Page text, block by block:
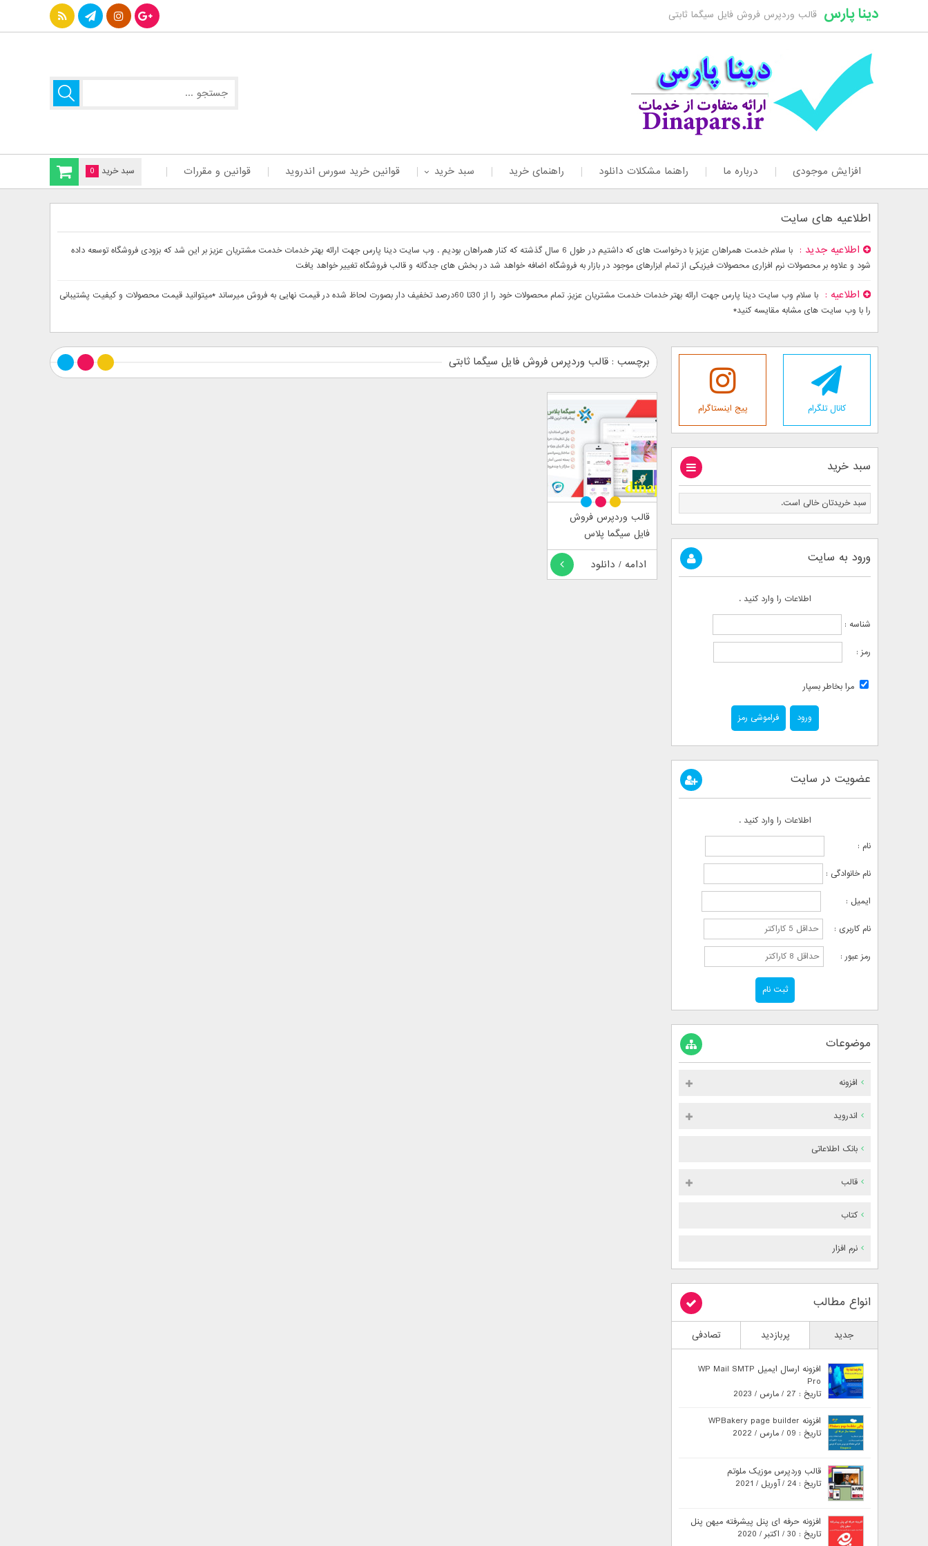
دینا پارس قالب وردپرس فروش فایل سیگما ثابتی
سبد خرید 0 افزایش موجودی درباره ما راهنما مشکلات دانلود راهنمای خرید سبد خرید قوانین خرید سورس اندروید قوانین و مقررات
اطلاعیه های سایت
اطلاعیه جدید
با سلام خدمت همراهان عزیز با درخواست های که داشتیم در طول 6 سال گذشته که کنار همراهان بودیم . وب سایت دینا پارس جهت ارائه بهتر خدمات خدمت مشتریان عزیز بر این شد که بزودی فروشگاه توسعه داده
شود و علاوه بر محصولات نرم افزاری محصولات فیزیکی از تمام ابزارهای موجود در بازار به فروشگاه اضافه خواهد شد در بخش های جدگانه و قالب فروشگاه تغییر خواهد یافت
اطلاعیه
با سلام وب سایت دینا پارس جهت ارائه بهتر خدمات خدمت مشتریان عزیز. تمام محصولات خود را از 30تا 60درصد تخفیف دار بصورت لحاظ شده در قیمت نهایی به فروش میرساند *میتوانید قیمت محصولات و کیفیت پشتیبانی
را با وب سایت های مشابه مقایسه کنید*
برچسب : قالب وردپرس فروش فایل سیگما ثابتی
قالب وردپرس فروش
فایل سیگما پلاس
ادامه / دانلود
کانال تلگرام پیج اینستاگرام
سبد خرید
سبد خریدتان خالی است.
ورود به سایت
اطلاعات را وارد کنید .
شناسه :
رمز :
مرا بخاطر بسپار
فراموشی رمز
عضویت در سایت
اطلاعات را وارد کنید .
نام :
نام خانوادگی :
ایمیل :
نام کاربری :
رمز عبور :
موضوعات
افزونه
اندروید
بانک اطلاعاتی
قالب
کتاب
نرم افزار
انواع مطالب
جدید پربازدید تصادفی
افزونه ارسال ایمیل WP Mail SMTP
Pro
تاریخ : 27 / مارس / 2023
افزونه WPBakery page builder
تاریخ : 09 / مارس / 2022
قالب وردپرس موزیک ملوتم
تاریخ : 24 / آوریل / 2021
افزونه حرفه ای پنل پیشرفته میهن پنل
تاریخ : 30 / اکتبر / 2020